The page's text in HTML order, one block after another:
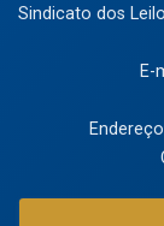
Sindicato dos
E-